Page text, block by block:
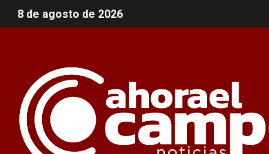
8 de agosto de 2026